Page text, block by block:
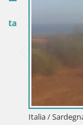
Italia / Sardegna /